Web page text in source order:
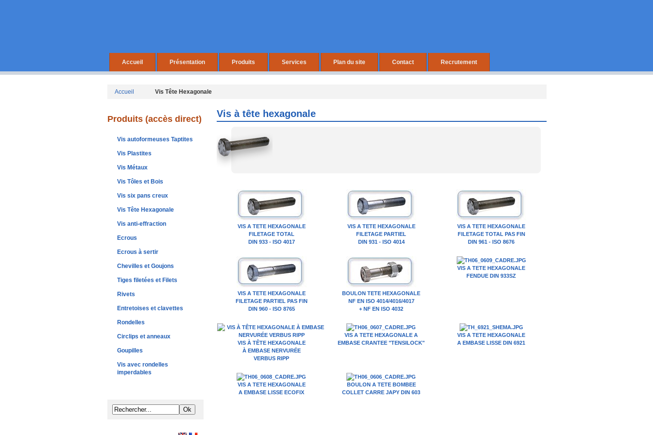
Accueil Présentation Produits Services Plan du site Contact Recrutement
Accueil Vis Tête Hexagonale
Produits (accès direct)
Vis autoformeuses Taptites
Vis Plastites
Vis Métaux
Vis Tôles et Bois
Vis six pans creux
Vis Tête Hexagonale
Vis anti-effraction
Ecrous
Ecrous à sertir
Chevilles et Goujons
Tiges filetées et Filets
Rivets
Entretoises et clavettes
Rondelles
Circlips et anneaux
Goupilles
Vis avec rondelles
imperdables
Vis à tête hexagonale
VIS A TETE HEXAGONALE
FILETAGE TOTAL
DIN 933 - ISO 4017
VIS A TETE HEXAGONALE
FILETAGE PARTIEL
DIN 931 - ISO 4014
VIS A TETE HEXAGONALE
FILETAGE TOTAL PAS FIN
DIN 961 - ISO 8676
VIS A TETE HEXAGONALE
FILETAGE PARTIEL PAS FIN
DIN 960 - ISO 8765
BOULON TETE HEXAGONALE
NF EN ISO 4014/4016/4017
+ NF EN ISO 4032
VIS A TETE HEXAGONALE
FENDUE DIN 933SZ
VIS À TÊTE HEXAGONALE
À EMBASE NERVURÉE
VERBUS RIPP
VIS A TETE HEXAGONALE A
EMBASE CRANTEE "TENSILOCK"
VIS A TETE HEXAGONALE
A EMBASE LISSE DIN 6921
VIS A TETE HEXAGONALE
A EMBASE LISSE ECOFIX
BOULON A TETE BOMBEE
COLLET CARRE JAPY DIN 603